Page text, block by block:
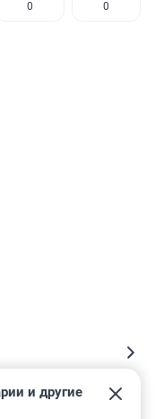
0 0
и другие